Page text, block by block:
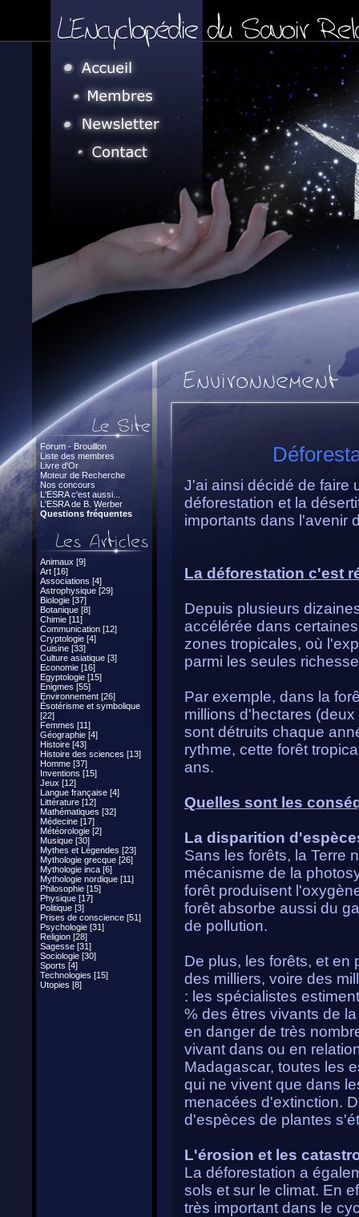
Forum - Brouillon
Liste des membres
Livre d'Or
Moteur de Recherche
Nos concours
L'ESRA c'est aussi...
L'ESRA de B. Werber
Questions fréquentes
Animaux [9]
Art [16]
Associations [4]
Astrophysique [29]
Biologie [37]
Botanique [8]
Chimie [11]
Communication [12]
Cryptologie [4]
Cuisine [33]
Culture asiatique [3]
Economie [16]
Egyptologie [15]
Enigmes [55]
Environnement [26]
Ésotérisme et symbolique
[22]
Femmes [11]
Géographie [4]
Histoire [43]
Histoire des sciences [13]
Homme [37]
Inventions [15]
Jeux [12]
Langue française [4]
Littérature [12]
Mathématiques [32]
Médecine [17]
Météorologie [2]
Musique [30]
Mythes et Légendes [23]
Mythologie grecque [26]
Mythologie inca [6]
Mythologie nordique [11]
Philosophie [15]
Physique [17]
Politique [3]
Prises de conscience [51]
Psychologie [31]
Religion [28]
Sagesse [31]
Sociologie [30]
Sports [4]
Technologies [15]
Utopies [8]
J'ai ainsi décidé de faire
déforestation et la
importants dans l'avenir
La déforestation c'est
Depuis plusieurs
accélérée dans
zones tropicales, où
parmi les seules
Par exemple, dans la
millions d'hectares
sont détruits chaque
rythme, cette forêt
ans.
Quelles sont les
La disparition
Sans les forêts, la Terre
mécanisme de la
forêt produisent
forêt absorbe aussi du
de pollution.
De plus, les forêts, et en
des milliers, voire des
: les spécialistes
% des êtres vivants de
en danger de très
vivant dans ou en
Madagascar, toutes les
qui ne vivent que dans
menacées d'extinction.
d'espèces de plantes
L'érosion et les
La déforestation a
sols et sur le climat. En
très important dans le